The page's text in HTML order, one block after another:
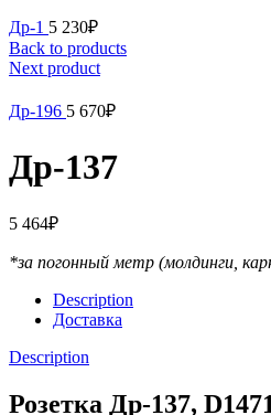
Др-1 5 230₽
Back to products
Next product
Др-196 5 670₽
Др-137
5 464₽
*за погонный метр (молдинги,
Description
Доставка
Description
Розетка Др-137,